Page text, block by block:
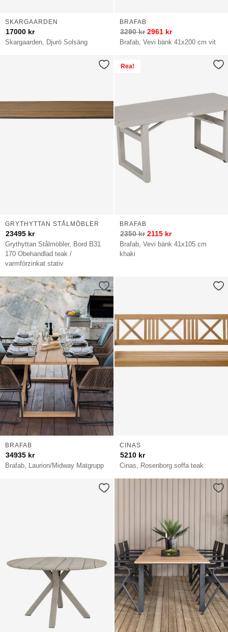
Skargaarden, Djurö Solsäng
SKARGAARDEN
17000 kr
Brafab, Vevi bänk 41x200 cm vit
BRAFAB
3290kr 2961 kr
Grythyttan Stålmöbler, Bord B31
170 Obehandlad teak /
varmförzinkat stativ
GRYTHYTTAN STÅLMÖBLER
23495 kr
Rea!
Brafab, Vevi bänk 41x105 cm
khaki
BRAFAB
2350kr 2115 kr
Brafab, Laurion/Midway Matgrupp
BRAFAB
34935 kr
Cinas, Rosenborg soffa teak
CINAS
5210 kr